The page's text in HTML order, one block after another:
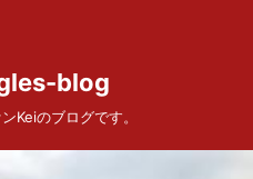
blog
Keiのブログです。